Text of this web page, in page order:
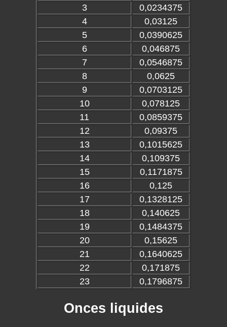
3
0,0234375
4
0,03125
5
0,0390625
6
0,046875
7
0,0546875
8
0,0625
9
0,0703125
10
0,078125
11
0,0859375
12
0,09375
13
0,1015625
14
0,109375
15
0,1171875
16
0,125
17
0,1328125
18
0,140625
19
0,1484375
20
0,15625
21
0,1640625
22
0,171875
23
0,1796875
Onces liquides